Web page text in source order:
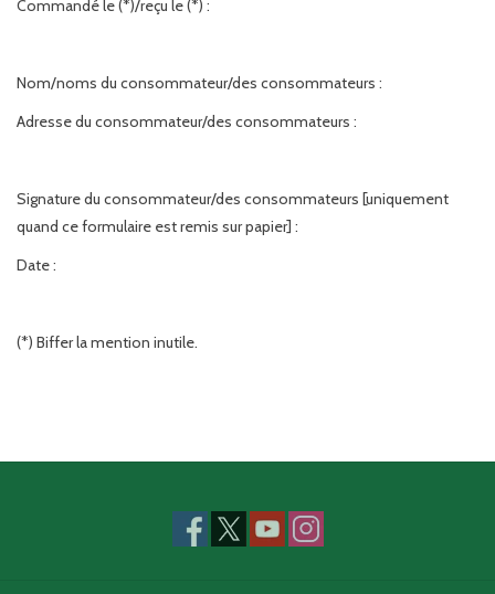
Commandé le (*)/reçu le (*) :
Nom/noms du consommateur/des consommateurs :
Adresse du consommateur/des consommateurs :
Signature du consommateur/des consommateurs [uniquement
quand ce formulaire est remis sur papier] :
Date :
(*) Biffer la mention inutile.